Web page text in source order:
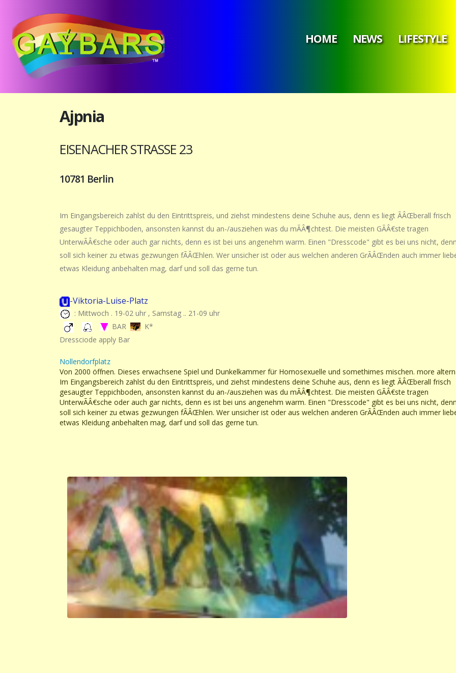
HOME NEWS LIFESTYLE
Ajpnia
EISENACHER STRASSE 23
10781 Berlin
Im Eingangsbereich zahlst du den Eintrittspreis, und ziehst mindestens deine Schuhe aus, denn es liegt ÃÂŒberall frisch
gesaugter Teppichboden, ansonsten kannst du an-/ausziehen was du mÃÂ¶chtest. Die meisten GÃÂ€ste tragen
UnterwÃÂ€sche oder auch gar nichts, denn es ist bei uns angenehm warm. Einen "Dresscode" gibt es bei uns nicht,
soll sich keiner zu etwas gezwungen fÃÂŒhlen. Wer unsicher ist oder aus welchen anderen GrÃÂŒnden auch immer
etwas Kleidung anbehalten mag, darf und soll das gerne tun.
-Viktoria-Luise-Platz
: Mittwoch . 19-02 uhr , Samstag .. 21-09 uhr
BAR
K*
Dressciode apply Bar
Nollendorfplatz
Von 2000 öffnen. Dieses erwachsene Spiel und Dunkelkammer für Homosexuelle und somethimes mischen. more
Im Eingangsbereich zahlst du den Eintrittspreis, und ziehst mindestens deine Schuhe aus, denn es liegt ÃÂŒberall frisch
gesaugter Teppichboden, ansonsten kannst du an-/ausziehen was du mÃÂ¶chtest. Die meisten GÃÂ€ste tragen
UnterwÃÂ€sche oder auch gar nichts, denn es ist bei uns angenehm warm. Einen "Dresscode" gibt es bei uns nicht,
soll sich keiner zu etwas gezwungen fÃÂŒhlen. Wer unsicher ist oder aus welchen anderen GrÃÂŒnden auch immer
etwas Kleidung anbehalten mag, darf und soll das gerne tun.